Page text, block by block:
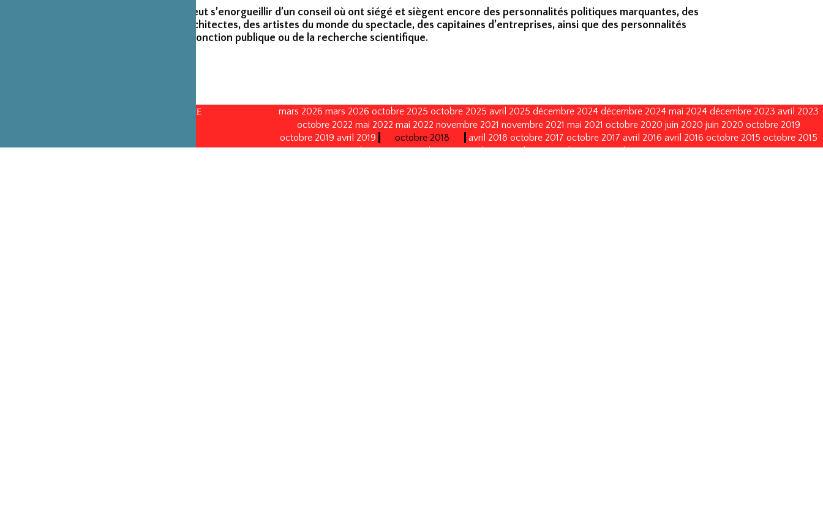
La Fondation peut s’enorgueillir d’un conseil où ont siégé et siègent encore des personnalités politiques marquantes, des
créateurs et architectes, des artistes du monde du spectacle, des capitaines d’entreprises, ainsi que des personnalités
émérites de la fonction publique ou de la recherche scientifique.
CONSEILS D’ADMINISTRATION PAR ANNÉE mars 2026 mars 2026 octobre 2025 octobre 2025 avril 2025 décembre 2024 décembre 2024 mai 2024 décembre 2023 avril 2023
octobre 2022 mai 2022 mai 2022 novembre 2021 novembre 2021 mai 2021 octobre 2020 juin 2020 juin 2020 octobre 2019
octobre 2019 avril 2019 octobre 2018 avril 2018 octobre 2017 octobre 2017 avril 2016 avril 2016 octobre 2015 octobre 2015
janvier 2015 octobre 2014 septembre 2013 avril 2013 avril 2013 octobre 2011 octobre 2011 mai 2011 mai 2011 juin 2010 juin 2010